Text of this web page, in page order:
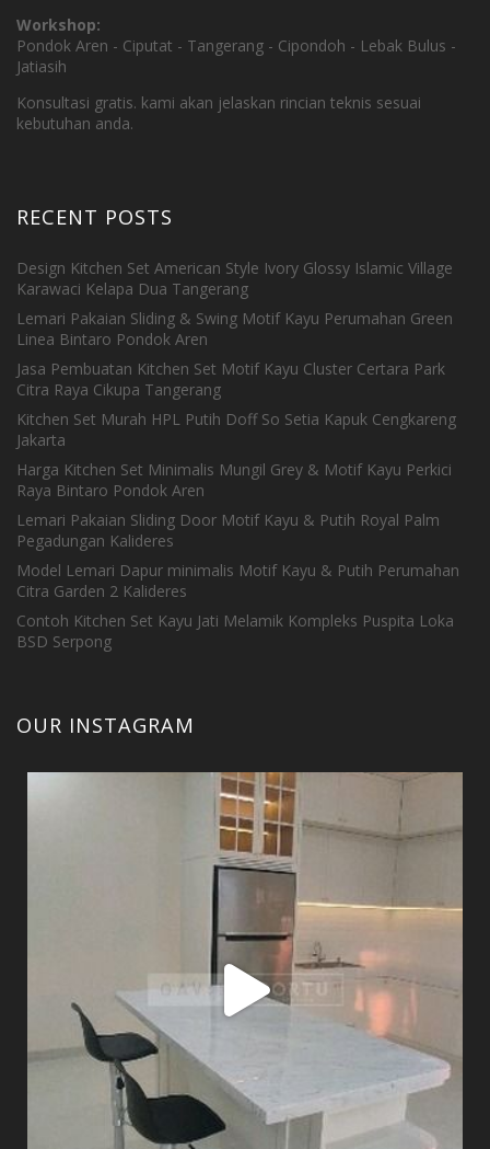
Workshop:
Pondok Aren - Ciputat - Tangerang - Cipondoh - Lebak Bulus -
Jatiasih
Konsultasi gratis. kami akan jelaskan rincian teknis sesuai
kebutuhan anda.
RECENT POSTS
Design Kitchen Set American Style Ivory Glossy Islamic Village
Karawaci Kelapa Dua Tangerang
Lemari Pakaian Sliding & Swing Motif Kayu Perumahan Green
Linea Bintaro Pondok Aren
Jasa Pembuatan Kitchen Set Motif Kayu Cluster Certara Park
Citra Raya Cikupa Tangerang
Kitchen Set Murah HPL Putih Doff So Setia Kapuk Cengkareng
Jakarta
Harga Kitchen Set Minimalis Mungil Grey & Motif Kayu Perkici
Raya Bintaro Pondok Aren
Lemari Pakaian Sliding Door Motif Kayu & Putih Royal Palm
Pegadungan Kalideres
Model Lemari Dapur minimalis Motif Kayu & Putih Perumahan
Citra Garden 2 Kalideres
Contoh Kitchen Set Kayu Jati Melamik Kompleks Puspita Loka
BSD Serpong
OUR INSTAGRAM